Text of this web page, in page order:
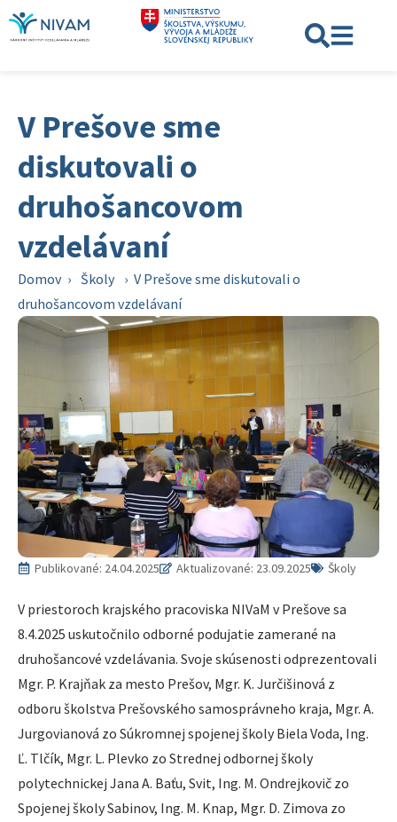
V Prešove sme
diskutovali o
druhošancovom
vzdelávaní
Domov › Školy › V Prešove sme diskutovali o
druhošancovom vzdelávaní
Publikované: 24.04.2025 Aktualizované: 23.09.2025 Školy
V priestoroch krajského pracoviska NIVaM v Prešove sa
8.4.2025 uskutočnilo odborné podujatie zamerané na
druhošancové vzdelávania. Svoje skúsenosti odprezentovali
Mgr. P. Krajňak za mesto Prešov, Mgr. K. Jurčišinová z
odboru školstva Prešovského samosprávneho kraja, Mgr. A.
Jurgovianová zo Súkromnej spojenej školy Biela Voda, Ing.
Ľ. Tlčík, Mgr. L. Plevko zo Strednej odbornej školy
polytechnickej Jana A. Baťu, Svit, Ing. M. Ondrejkovič zo
Spojenej školy Sabinov, Ing. M. Knap, Mgr. D. Zimova zo